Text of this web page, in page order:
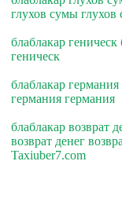
глухов сумы глухов
блаблакар
геническ
блаблакар
германия германия
блаблакар возврат
возврат денег
Taxiuber7.com